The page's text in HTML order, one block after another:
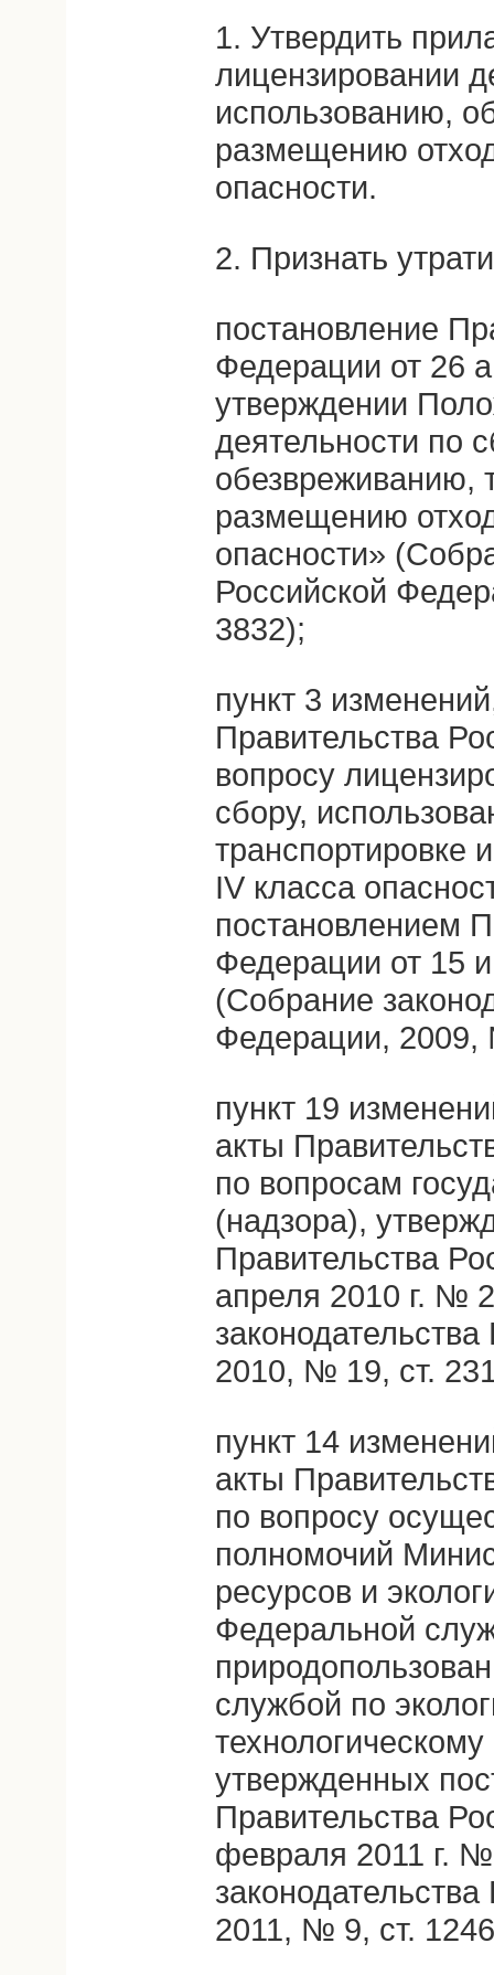
1. Утвердить
лицензировании
использованию,
размещению
опасности.
2. Признать
постановление
Федерации от 26
утверждении
деятельности по
обезвреживанию,
размещению
опасности»
Российской
3832);
пункт 3
Правительства
вопросу
сбору,
транспортировке
IV класса
постановлением
Федерации от 15
(Собрание
Федерации, 2009,
пункт 19
акты
по вопросам
(надзора),
Правительства
апреля 2010 г. №
2010, № 19, ст.
пункт 14
акты
по вопросу
полномочий
ресурсов и
Федеральной
службой по
утвержденных
Правительства
февраля 2011 г.
2011, № 9, ст.